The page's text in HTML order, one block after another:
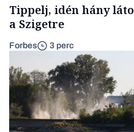
Tippelj, idén hány
a Szigetre
Forbes 3 perc